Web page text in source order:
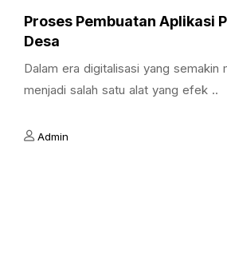
Proses Pembuatan Aplikasi
Desa
Dalam era digitalisasi yang semakin
menjadi salah satu alat yang efek ..
Admin